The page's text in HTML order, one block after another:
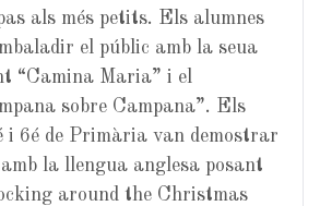
als més petits. Els alumnes
el públic amb la seua
“Camina Maria” i el
sobre Campana”. Els
i 6é de Primària van demostrar
la llengua anglesa posant
around the Christmas